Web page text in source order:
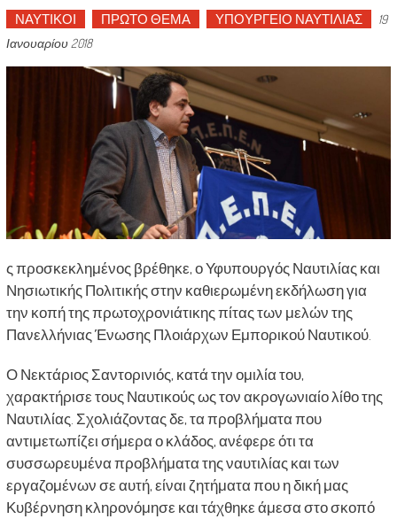
ΝΑΥΤΙΚΟΙ ΠΡΩΤΟ ΘΕΜΑ ΥΠΟΥΡΓΕΙΟ ΝΑΥΤΙΛΙΑΣ
19
Ιανουαρίου 2018
ς προσκεκλημένος βρέθηκε, ο Υφυπουργός Ναυτιλίας και
Νησιωτικής Πολιτικής στην καθιερωμένη εκδήλωση για
την κοπή της πρωτοχρονιάτικης πίτας των μελών της
Πανελλήνιας Ένωσης Πλοιάρχων Εμπορικού Ναυτικού.
Ο Νεκτάριος Σαντορινιός, κατά την ομιλία του,
χαρακτήρισε τους Ναυτικούς ως τον ακρογωνιαίο λίθο της
Ναυτιλίας. Σχολιάζοντας δε, τα προβλήματα που
αντιμετωπίζει σήμερα ο κλάδος, ανέφερε ότι τα
συσσωρευμένα προβλήματα της ναυτιλίας και των
εργαζομένων σε αυτή, είναι ζητήματα που η δική μας
Κυβέρνηση κληρονόμησε και τάχθηκε άμεσα στο σκοπό